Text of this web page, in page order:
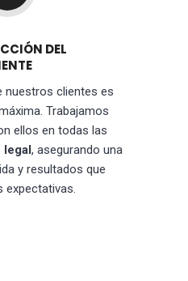
DEL
nuestros clientes es
Trabajamos
ellos en todas las
legal, asegurando una
y resultados que
expectativas.